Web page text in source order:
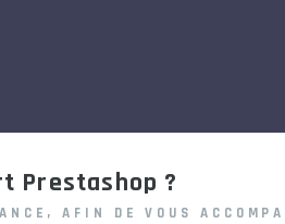
Prestashop ?
AFIN DE VOUS